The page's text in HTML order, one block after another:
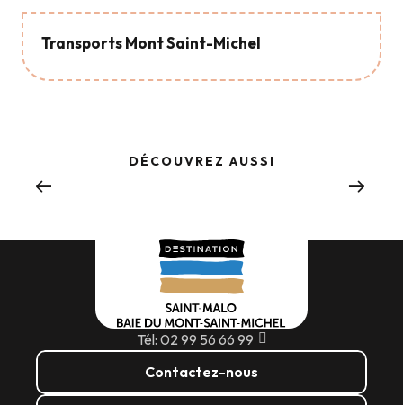
Transports Mont Saint-Michel
DÉCOUVREZ AUSSI
Tél: 02 99 56 66 99
Contactez-nous